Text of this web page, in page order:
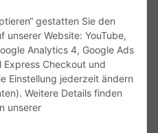
gestatten Sie den
unserer Website: YouTube,
Analytics 4, Google Ads
Express Checkout und
Einstellung jederzeit ändern
Weitere Details finden
unsererIrrtümer und fehlerhafte
Datenblätter oder spezielle